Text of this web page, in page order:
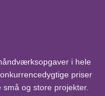
i hele
priser
og store projekter.